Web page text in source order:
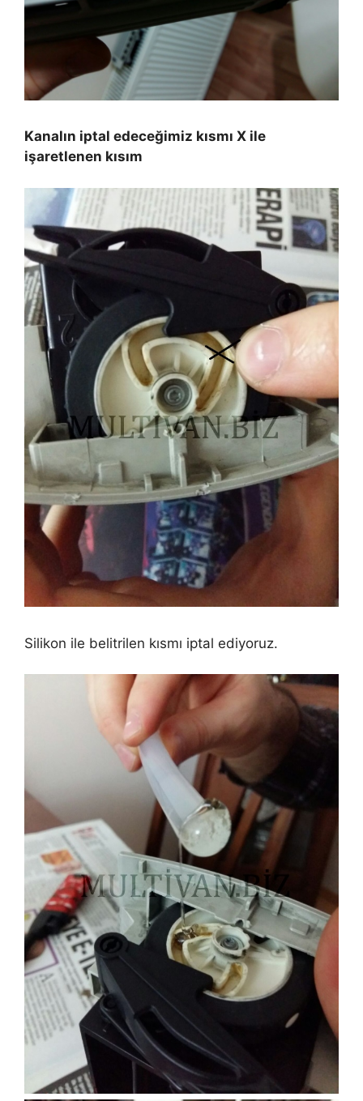
Kanalın iptal edeceğimiz kısmı X ile
işaretlenen kısım
Silikon ile belitrilen kısmı iptal ediyoruz.